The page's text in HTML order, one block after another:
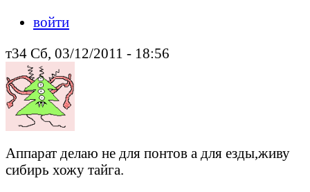
войти
т34 Сб, 03/12/2011 - 18:56
Аппарат делаю не для понтов а для езды,живу
сибирь хожу тайга.